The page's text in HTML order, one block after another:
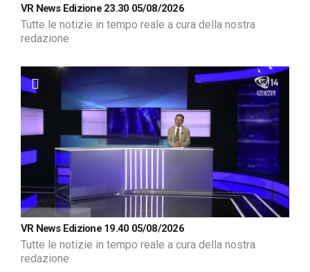
VR News Edizione 23.30 05/08/2026
Tutte le notizie in tempo reale a cura della nostra
redazione
VR News Edizione 19.40 05/08/2026
Tutte le notizie in tempo reale a cura della nostra
redazione